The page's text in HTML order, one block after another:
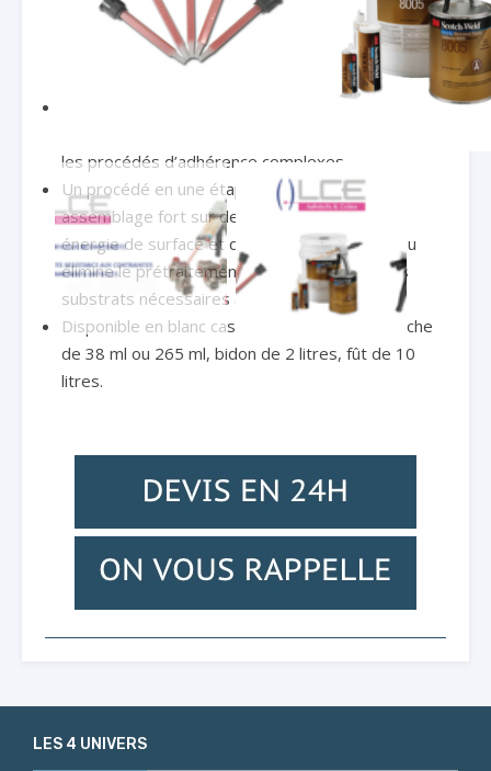
chimiques permettant un assemblage capable de
résister à une variété d’applications et de
les procédés d’adhérence complexes
Un procédé en une étape aboutissant à un
assemblage fort sur des plastiques à faible
énergie de surface et qui réduit au minimum ou
élimine le prétraitement ou la préparation des
substrats nécessaires avant collage
Disponible en blanc cassé ou noir et en cartouche
de 38 ml ou 265 ml, bidon de 2 litres, fût de 10
litres.
LES 4 UNIVERS